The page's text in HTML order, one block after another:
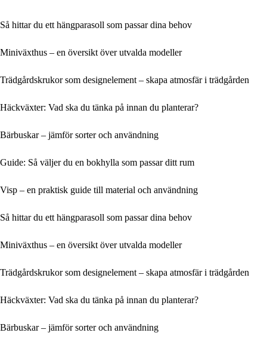
Så hittar du ett hängparasoll som passar dina behov
Miniväxthus – en översikt över utvalda modeller
Trädgårdskrukor som designelement – skapa atmosfär i trädgården
Häckväxter: Vad ska du tänka på innan du planterar?
Bärbuskar – jämför sorter och användning
Guide: Så väljer du en bokhylla som passar ditt rum
Visp – en praktisk guide till material och användning
Så hittar du ett hängparasoll som passar dina behov
Miniväxthus – en översikt över utvalda modeller
Trädgårdskrukor som designelement – skapa atmosfär i trädgården
Häckväxter: Vad ska du tänka på innan du planterar?
Bärbuskar – jämför sorter och användning